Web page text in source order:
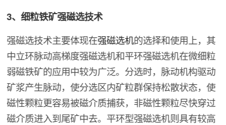
3、细粒铁矿强磁选技术
强磁选技术主要体现在强磁选机的选择和使用上，其
中立环脉动高梯度强磁选机和平环强磁选机在微细粒
弱磁铁矿的应用中较为广泛。分选时，脉动机构驱动
矿浆产生脉动，使分选区内矿粒群保持松散状态，使
磁性颗粒更容易被磁介质捕获，非磁性颗粒尽快穿过
磁介质进入到尾矿中去。平环型强磁选机则具有较高